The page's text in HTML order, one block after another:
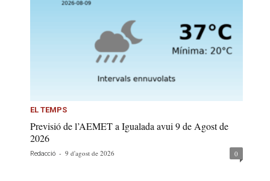
EL TEMPS
Previsió de l’AEMET a Igualada avui 9 de Agost de
2026
Redacció - 9 d'agost de 2026 0